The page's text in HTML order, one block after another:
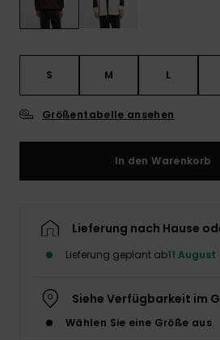
S M L
Größentabelle ansehen
In den Warenkorb
Lieferung nach Hause
Lieferung geplant ab11 August
Siehe Verfügbarkeit im
Wählen Sie eine Größe aus